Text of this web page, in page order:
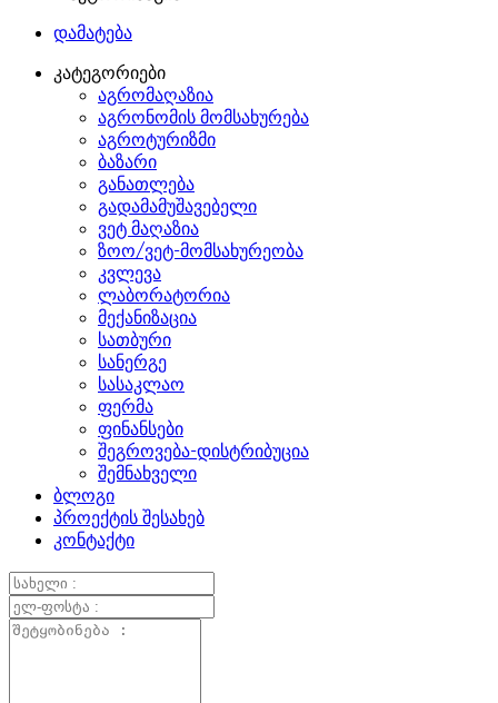
დამატება
კატეგორიები
აგრომაღაზია
აგრონომის მომსახურება
აგროტურიზმი
ბაზარი
განათლება
გადამამუშავებელი
ვეტ მაღაზია
ზოო/ვეტ-მომსახურეობა
კვლევა
ლაბორატორია
მექანიზაცია
სათბური
სანერგე
სასაკლაო
ფერმა
ფინანსები
შეგროვება-დისტრიბუცია
შემნახველი
ბლოგი
პროექტის შესახებ
კონტაქტი